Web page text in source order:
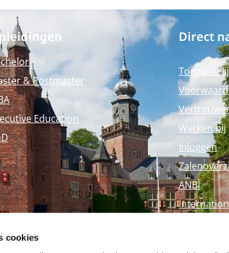
cookies
& Postmaster
Education
Direct
Werken bij
Inloggen
ANBI